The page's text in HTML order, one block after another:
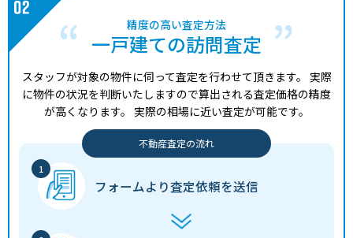
精度の高い査定方法
一戸建ての訪問査定
スタッフが対象の物件に伺って査定を行わせて頂きます。 実際
に物件の状況を判断いたしますので算出される査定価格の精度
が高くなります。 実際の相場に近い査定が可能です。
不動産査定の流れ
フォームより査定依頼を送信